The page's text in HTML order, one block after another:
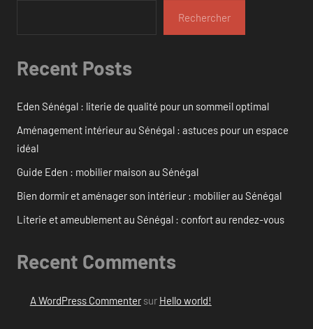
Rechercher
Recent Posts
Eden Sénégal : literie de qualité pour un sommeil optimal
Aménagement intérieur au Sénégal : astuces pour un espace
idéal
Guide Eden : mobilier maison au Sénégal
Bien dormir et aménager son intérieur : mobilier au Sénégal
Literie et ameublement au Sénégal : confort au rendez-vous
Recent Comments
A WordPress Commentersur Hello world!